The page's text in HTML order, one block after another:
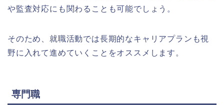
や監査対応にも関わることも可能でしょう。
そのため、就職活動では長期的なキャリアプランも視
野に入れて進めていくことをオススメします。
専門職